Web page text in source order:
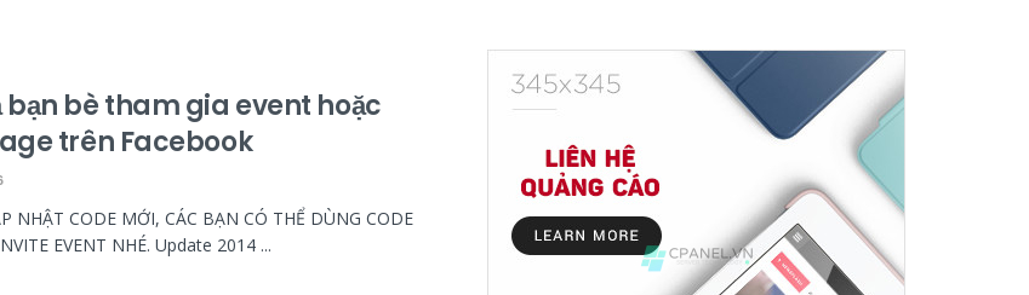
bạn bè tham gia event hoặc
trên Facebook
NHẬT CODE MỚI, CÁC BẠN CÓ THỂ DÙNG CODE
EVENT NHÉ. Update 2014 ...